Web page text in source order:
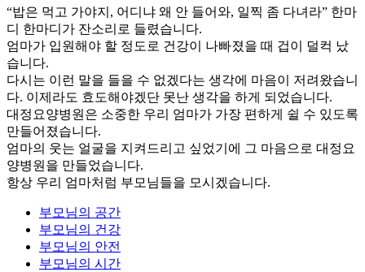
“밥은 먹고 가야지, 어디냐 왜 안 들어와, 일찍 좀 다녀라” 한마
디 한마디가 잔소리로 들렸습니다.
엄마가 입원해야 할 정도로 건강이 나빠졌을 때 겁이 덜컥 났
습니다.
다시는 이런 말을 들을 수 없겠다는 생각에 마음이 저려왔습니
다. 이제라도 효도해야겠단 못난 생각을 하게 되었습니다.
대정요양병원은 소중한 우리 엄마가 가장 편하게 쉴 수 있도록
만들어졌습니다.
엄마의 웃는 얼굴을 지켜드리고 싶었기에 그 마음으로 대정요
양병원을 만들었습니다.
항상 우리 엄마처럼 부모님들을 모시겠습니다.
부모님의 공간
부모님의 건강
부모님의 안전
부모님의 시간